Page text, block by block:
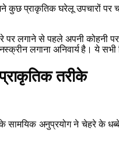
प्राकृतिक घरेलू उपचारों पर
लगाने से पहले अपनी
लगाना अनिवार्य है। ये
तरीके
अनुप्रयोग ने चेहरे के